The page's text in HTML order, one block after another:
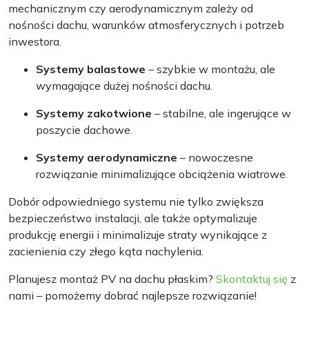
mechanicznym czy aerodynamicznym zależy od
nośności dachu, warunków atmosferycznych i potrzeb
inwestora.
Systemy balastowe – szybkie w montażu, ale
wymagające dużej nośności dachu.
Systemy zakotwione – stabilne, ale ingerujące w
poszycie dachowe.
Systemy aerodynamiczne – nowoczesne
rozwiązanie minimalizujące obciążenia wiatrowe.
Dobór odpowiedniego systemu nie tylko zwiększa
bezpieczeństwo instalacji, ale także optymalizuje
produkcję energii i minimalizuje straty wynikające z
zacienienia czy złego kąta nachylenia.
Planujesz montaż PV na dachu płaskim? Skontaktuj się z
nami – pomożemy dobrać najlepsze rozwiązanie!